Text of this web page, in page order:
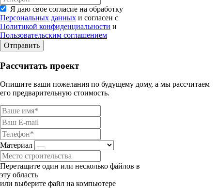
Я даю свое согласие на обработку
Персональных данных и согласен с
Политикой конфиденциальности и
Пользовательским соглашением
Отправить
Рассчитать проект
Опишите ваши пожелания по будущему дому, а мы рассчитаем
его предварительную стоимость.
Материал
Перетащите один или несколько файлов в
эту область
или выберите файл на компьютере